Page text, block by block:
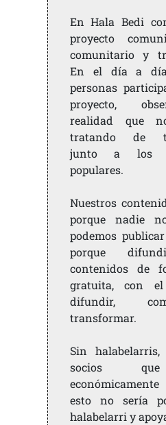
En Hala Bedi
proyecto
comunitario y
En el día a
personas
proyecto,
realidad que
tratando de
junto a los
populares.
Nuestros
porque nadie
podemos
porque
contenidos de
gratuita, con
difundir,
transformar.
Sin
socios
esto no sería
halabelarri y